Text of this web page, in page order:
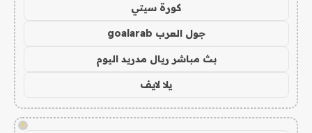
كورة سيتي
جول العرب goalarab
بث مباشر ريال مدريد اليوم
يلا لايف
!